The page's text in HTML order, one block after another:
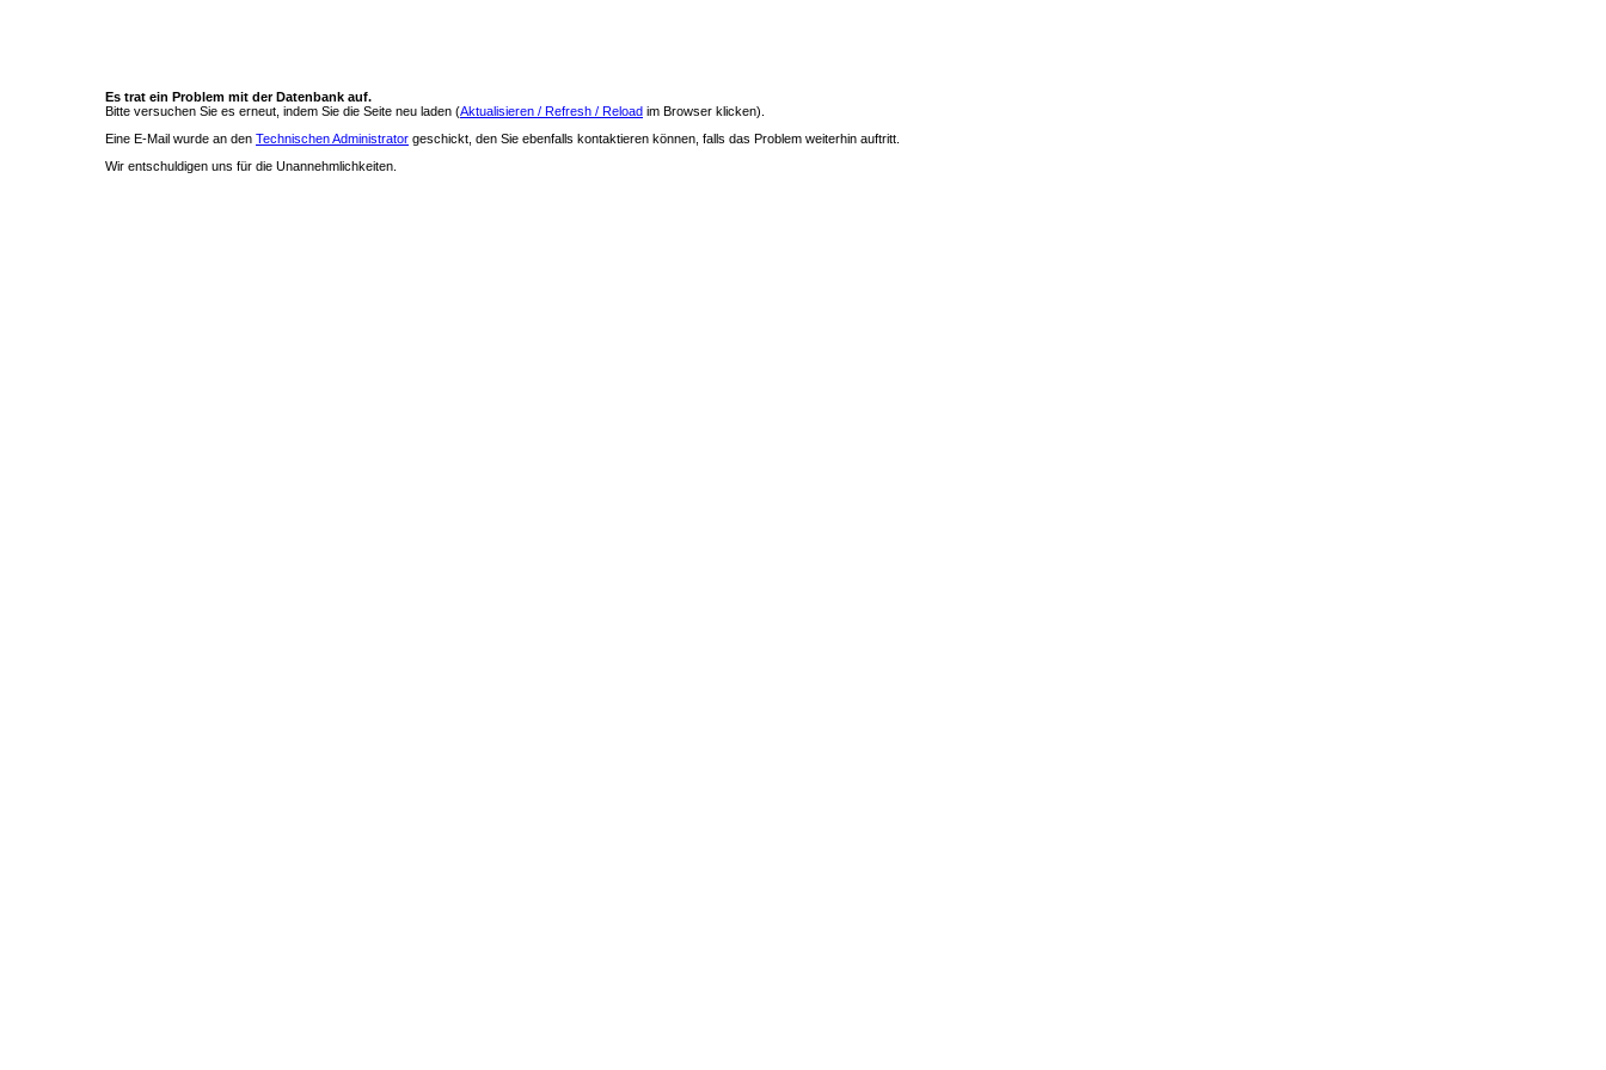
Es trat ein Problem mit der Datenbank auf.
Bitte versuchen Sie es erneut, indem Sie die Seite neu laden (Aktualisieren / Refresh / Reload im Browser klicken).
Eine E-Mail wurde an den Technischen Administrator geschickt, den Sie ebenfalls kontaktieren können, falls das Problem weiterhin auftritt.
Wir entschuldigen uns für die Unannehmlichkeiten.